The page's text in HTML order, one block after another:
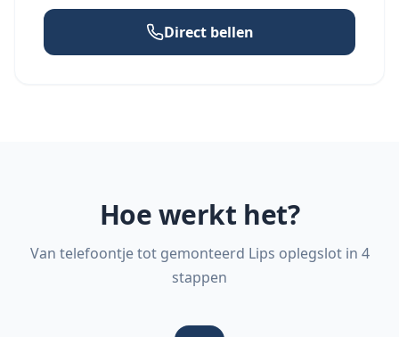
Direct bellen
Hoe werkt het?
Van telefoontje tot gemonteerd Lips oplegslot in 4
stappen